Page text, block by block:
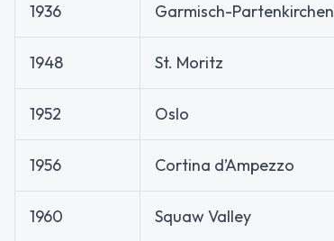
1936 Garmisch-Partenkirchen
1948 St. Moritz
1952 Oslo
1956 Cortina d’Ampezzo
1960 Squaw Valley